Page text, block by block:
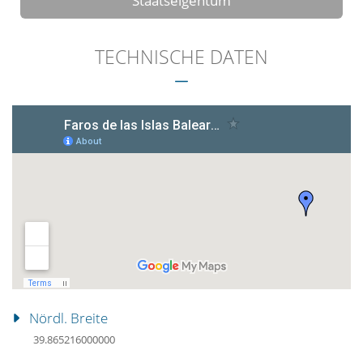
TECHNISCHE DATEN
Nördl. Breite
39.865216000000